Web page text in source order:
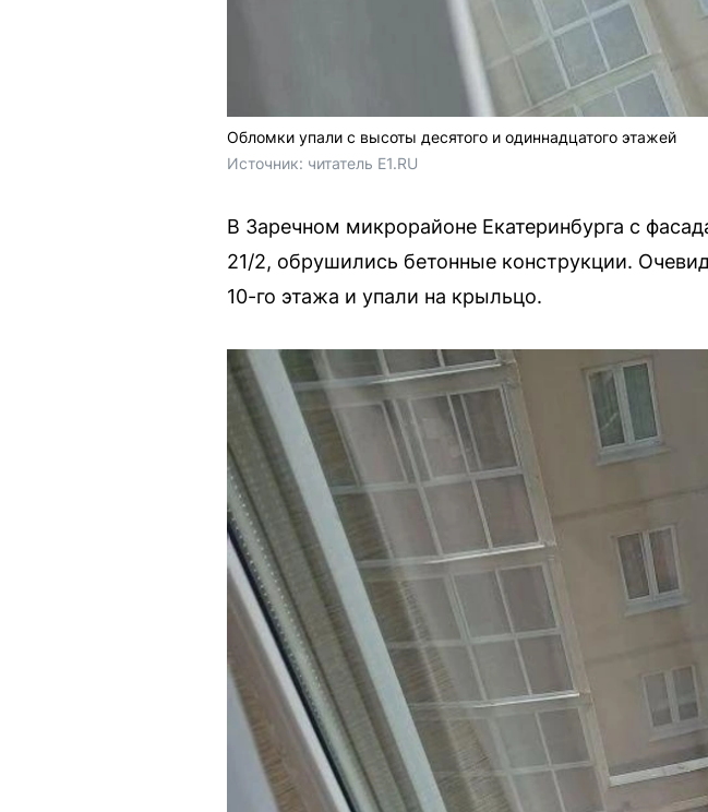
Обломки упали с высоты десятого и одиннадцатого этажей
Источник: читатель E1.RU
В Заречном микрорайоне Екатеринбурга с
21/2, обрушились бетонные конструкции.
10-го этажа и упали на крыльцо.